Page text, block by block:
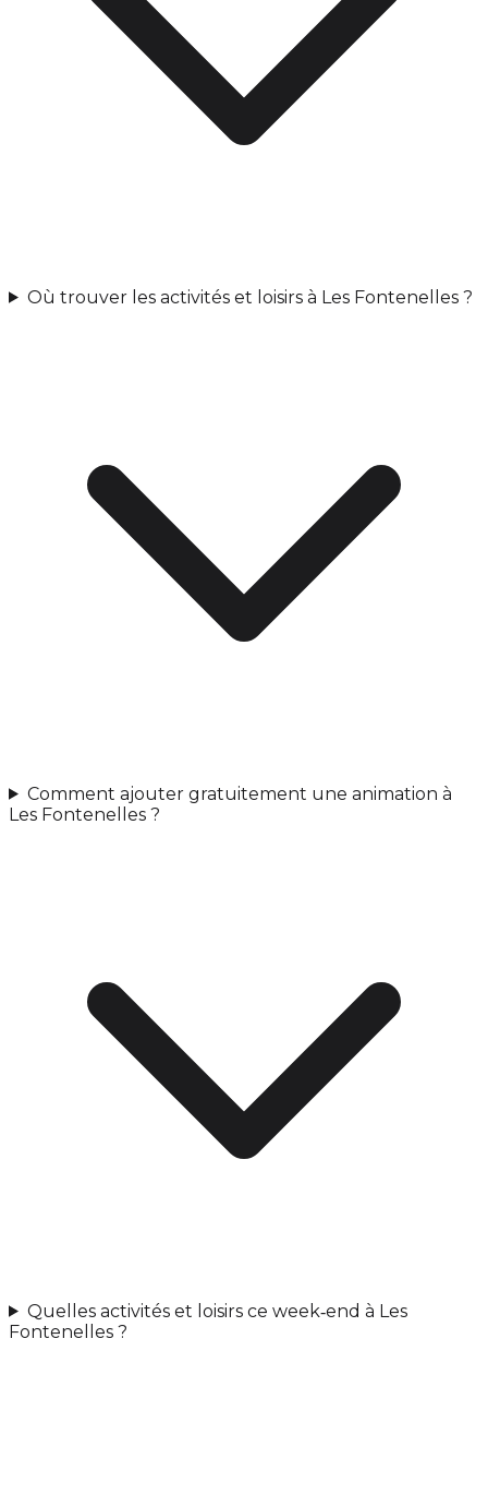
Où trouver les activités et loisirs à Les Fontenelles ?
Comment ajouter gratuitement une animation à
Les Fontenelles ?
Quelles activités et loisirs ce week‑end à Les
Fontenelles ?